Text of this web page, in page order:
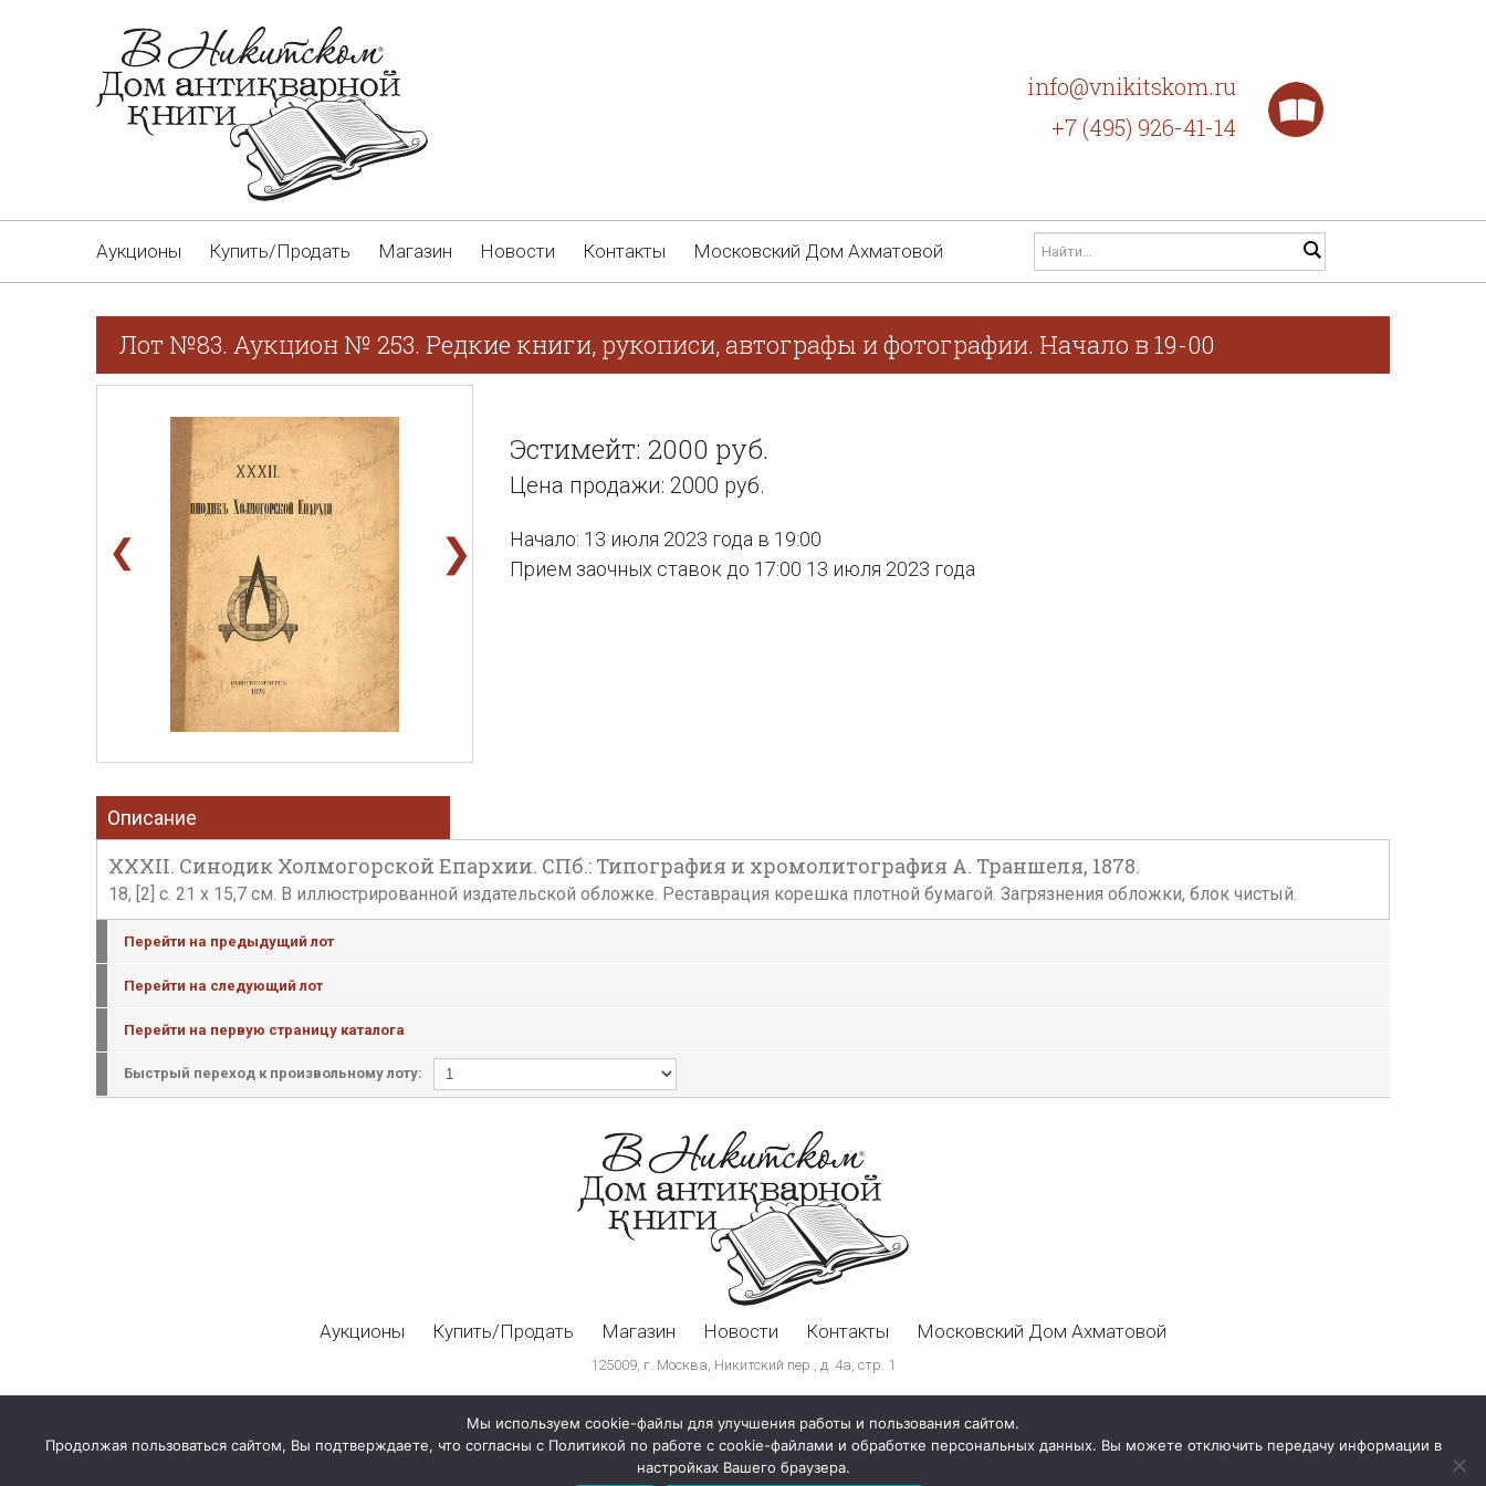
info@vnikitskom.ru
+7 (495) 926-41-14
Аукционы Купить/Продать Магазин Новости Контакты Московский Дом Ахматовой
Лот №83. Аукцион № 253. Редкие книги, рукописи, автографы и фотографии. Начало в 19-00
❮ ❯
Эстимейт: 2000 руб.
Цена продажи: 2000 руб.
Начало: 13 июля 2023 года в 19:00
Прием заочных ставок до 17:00 13 июля 2023 года
Описание
XXXII. Синодик Холмогорской Епархии. СПб.: Типография и хромолитография А. Траншеля, 1878.
18, [2] с. 21 х 15,7 см. В иллюстрированной издательской обложке. Реставрация корешка плотной бумагой. Загрязнения обложки, блок чистый.
Перейти на предыдущий лот
Перейти на следующий лот
Перейти на первую страницу каталога
Быстрый переход к произвольному лоту:
Аукционы Купить/Продать Магазин Новости Контакты Московский Дом Ахматовой
125009, г. Москва, Никитский пер., д. 4а, стр. 1
Мы используем cookie-файлы для улучшения работы и пользования сайтом.
Продолжая пользоваться сайтом, Вы подтверждаете, что согласны с Политикой по работе с cookie-файлами и обработке персональных данных. Вы можете отключить передачу информации в
настройках Вашего браузера.